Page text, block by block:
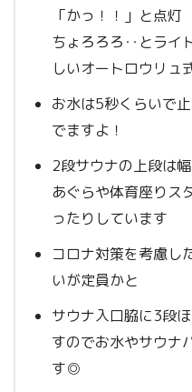
「かっ！！」と点灯
ちょろろろ‥とライ
しいオートロウリュ
お水は5秒くらいで
でますよ！
2段サウナの上段は
あぐらや体育座りス
ったりしています
コロナ対策を考慮し
いが定員かと
サウナ入口脇に3段
すのでお水やサウナ
す◎